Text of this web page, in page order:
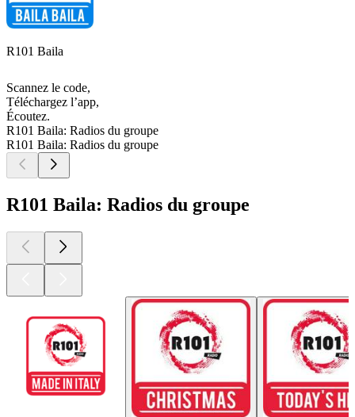
R101 Baila
Scannez le code,
Téléchargez l’app,
Écoutez.
R101 Baila: Radios du groupe
R101 Baila: Radios du groupe
R101 Baila: Radios du groupe